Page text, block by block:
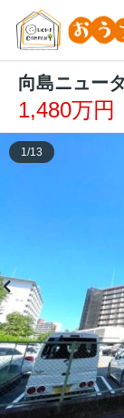
向島ニュー
1,480万円
1 /13